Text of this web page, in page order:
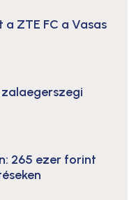
ZTE FC a Vasas
265 ezer forint